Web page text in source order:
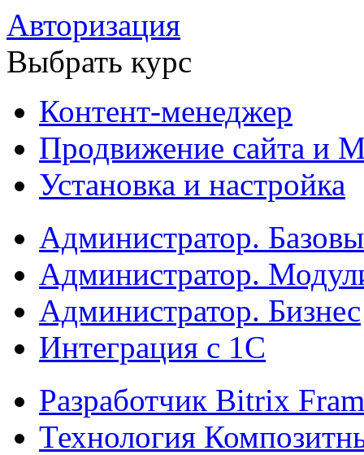
Авторизация
Выбрать курс
Контент-менеджер
Продвижение сайта и
Установка и настройка
Администратор.
Администратор.
Администратор. Бизнес
Интеграция с 1С
Разработчик Bitrix
Технология